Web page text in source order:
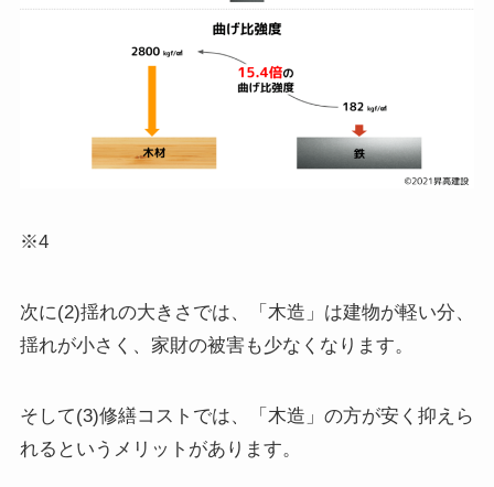
※4
次に(2)揺れの大きさでは、「木造」は建物が軽い分、
揺れが小さく、家財の被害も少なくなります。
そして(3)修繕コストでは、「木造」の方が安く抑えら
れるというメリットがあります。